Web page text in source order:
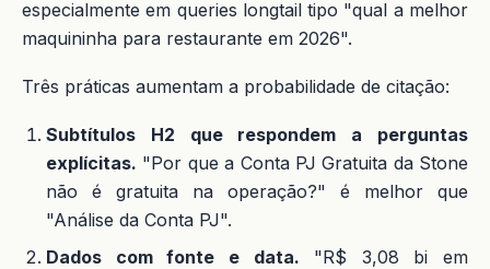
especialmente em queries longtail tipo "qual a melhor
maquininha para restaurante em 2026".
Três práticas aumentam a probabilidade de citação:
Subtítulos H2 que respondem a perguntas
explícitas. "Por que a Conta PJ Gratuita da Stone
não é gratuita na operação?" é melhor que
"Análise da Conta PJ".
Dados com fonte e data. "R$ 3,08 bi em